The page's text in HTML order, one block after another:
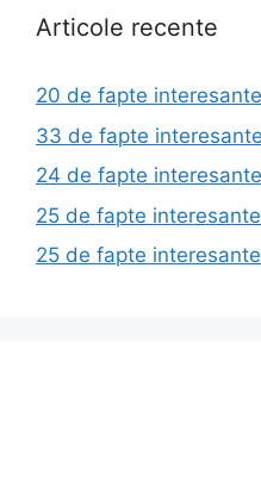
Articole recente
20 de fapte
33 de fapte
24 de fapte
25 de fapte
25 de fapte